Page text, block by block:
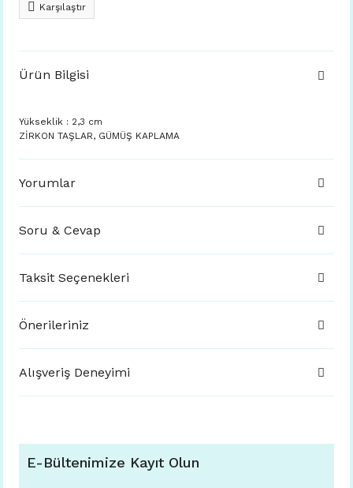
Karşılaştır
Ürün Bilgisi
Yükseklik : 2,3 cm
ZİRKON TAŞLAR, GÜMÜŞ KAPLAMA
Yorumlar
Soru & Cevap
Taksit Seçenekleri
Önerileriniz
Alışveriş Deneyimi
E-Bültenimize Kayıt Olun